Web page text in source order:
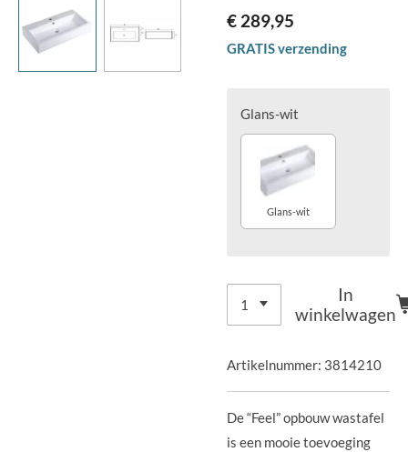
€ 289,95
GRATIS verzending
Glans-wit
Glans-wit
In
winkelwagen
Artikelnummer: 3814210
De “Feel” opbouw wastafel
is een mooie toevoeging